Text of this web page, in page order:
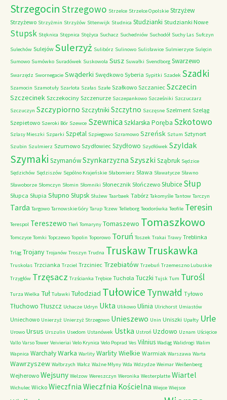
Strzegocin Strzegowo Strzelce Strzelce Opolskie Strzyżew
Strzyżewo Strzyżmin Strzyżów Sttenwijk Studnica Studzianki Studzianki Nowe
Stupsk Stęknica Stępnica Stężyca Suchacz Suchedniów Suchodół Suchy Las Sufczyn
Sulechów Sulejów Sulerzyż Sulibórz Sulinowo Sulisławice Sulmierzyce Sulęcin
Sumowo Sumówko Suradówek Suskowola Susz Suwałki Svendborg Swarzewo
Swarzędz Swornegacie Swąderki Swędkowo Syberia Sypitki Szadek Szadki
Szamocin Szamotuły Szarlota Szałas Szałe Szałkowo Szczaniec Szczecin
Szczecinek Szczekociny Szczenurze Szczepankowo Szcześniki Szczuczarz
Szczuczyn Szczypiorno Szczytniki Szczytno Szczęsne Szelment Szeląg
Szepietowo Szeroki Bór Szewce SzewnicaSzklarska Poręba Szkotowo
Szlasy Mieszki Szparki Szpetal Szpiegowo Szramowo Szreńsk Sztum Sztynort
Szubin Szulmierz Szumowo Szydłowiec Szydłowo Szydłówek Szyldak
Szymaki SzymanówSzynkarzyzna Szyszki Sząbruk Sędzice
Sędzichów Sędziszów Sępólno Krajeńskie Słabomierz Sława Sławatycze Sławno
Sławoborze Słomczyn Słomin Słomniki Słonecznik Słończewo Słubice Słup
Słupca Słupia Słupno Słupsk Służew Taarbaek Tabórz Takomyśle Tantow Tarczyn
Tarda Targowo Tarnowskie Góry Tarup Tczew Telleborg Teodorówka Teofile Teresin
Terespol Tereszewo Tleń Tomaryny Tomaszewo Tomaszkowo
Tomczyce Tomki Topczewo Topolin Toporowo Toruń Toszek Trakai Trawy Treblinka
Trląg Trojany Trojanów Troszyn Trudna TruskawTruskawka
Truskolas Trzcianka Trzciel Trzciniec Trzebiatów Trzebuń Trzemeszno Lubuskie
Trzygłów Trzęsacz Trzścianka Trębice Tuchola Tuczki Tujsk Tum Turośl
Turza Wielka Tuł Tuławki Tułodziad Tułowice Tynwałd Tyłowo
Tłuchowo Tłuszcz Uchacze Udryn Ukta Ulikowo Ulinia Ulrichorst Umiastów
Uniechowo Unierzyż Unierzyż Strzegowo Unieszewo Unin Uniszki Upałty Urle
Urowo Ursus Urszulin Usedom Ustanówek Ustka Ustroń Uzdowo Uznam Uścięcice
Vallo Varso Tower Veivieriai Velo Krynica Velo Poprad Ves Vilnius Wadąg Walidrogi Walim
Wapnica WarchałyWarka Warlity Warlity Wielkie Warmiak Warszawa Warta
Wawrzyszew Wałbrzych Wałcz Ważne Młyny Wda Wdzydze Weimar Weißenberg
Wejherowo Wejsuny Welzow Wereszczyn Weronika Westerplatte Wiartel
Wichulec Wicko Wieczfnia Wieczfnia Kościelna Wiejce Wiejsce